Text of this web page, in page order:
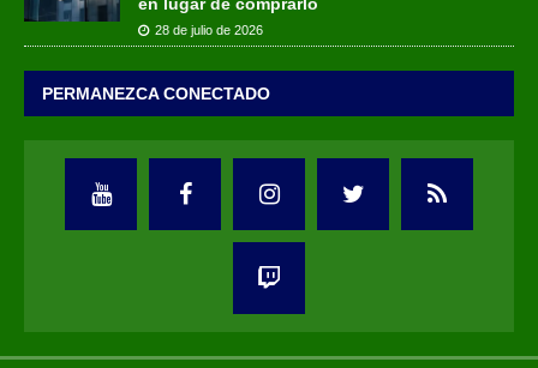
en lugar de comprarlo
28 de julio de 2026
PERMANEZCA CONECTADO